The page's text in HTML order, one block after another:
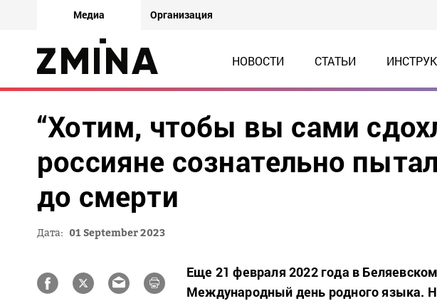
Медиа Организация
НОВОСТИ СТАТЬИ
“Хотим, чтобы вы сами
россияне сознательно
до смерти
Дата: 01 September 2023
Еще 21 февраля 2022 года в
Международный день родного языка.